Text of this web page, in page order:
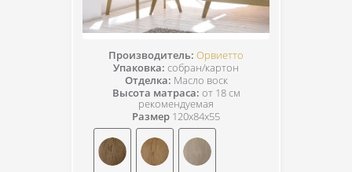
Производитель: Орвиетто
Упаковка: собран/картон
Отделка: Масло воск
Высота матраса: от 18 см
рекомендуемая
Размер 120x84x55